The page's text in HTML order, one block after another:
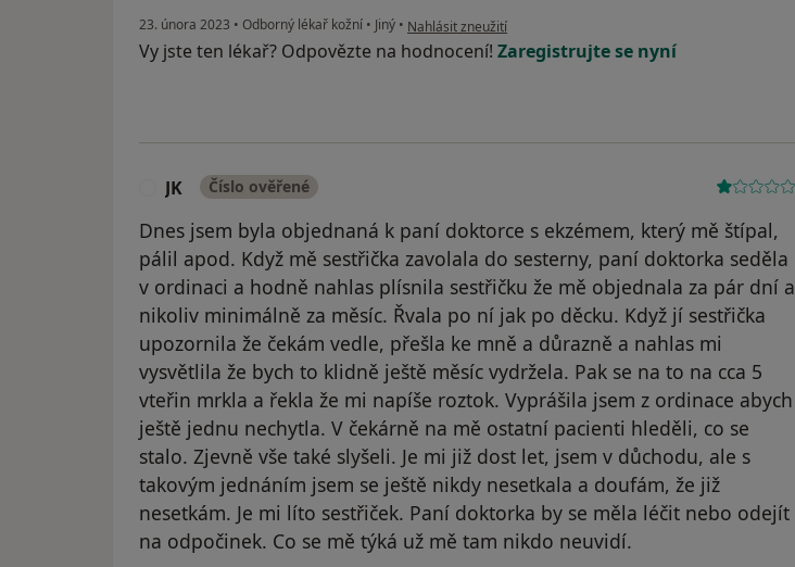
23. února 2023 • Odborný lékař kožní • Jiný • podle názoru uživatele T.Š.
Nahlásit zneužití
Vy jste ten lékař? Odpovězte na hodnocení! Zaregistrujte se nyní
JK Číslo ověřené
Dnes jsem byla objednaná k paní doktorce s ekzémem, který mě štípal,
pálil apod. Když mě sestřička zavolala do sesterny, paní doktorka seděla
v ordinaci a hodně nahlas plísnila sestřičku že mě objednala za pár dní a
nikoliv minimálně za měsíc. Řvala po ní jak po děcku. Když jí sestřička
upozornila že čekám vedle, přešla ke mně a důrazně a nahlas mi
vysvětlila že bych to klidně ještě měsíc vydržela. Pak se na to na cca 5
vteřin mrkla a řekla že mi napíše roztok. Vyprášila jsem z ordinace abych
ještě jednu nechytla. V čekárně na mě ostatní pacienti hleděli, co se
stalo. Zjevně vše také slyšeli. Je mi již dost let, jsem v důchodu, ale s
takovým jednáním jsem se ještě nikdy nesetkala a doufám, že již
nesetkám. Je mi líto sestřiček. Paní doktorka by se měla léčit nebo odejít
na odpočinek. Co se mě týká už mě tam nikdo neuvidí.